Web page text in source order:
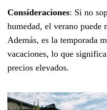
Consideraciones: Si no
humedad, el verano puede
Además, es la temporada
vacaciones, lo que
precios elevados.